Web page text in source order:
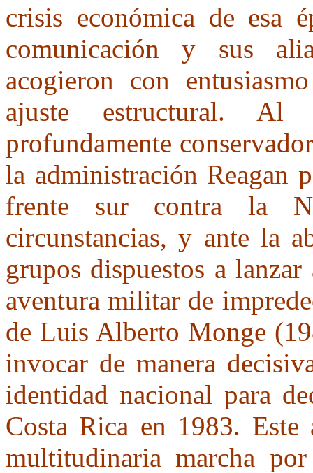
crisis económica de esa
comunicación y sus
acogieron con
ajuste estructural. Al
profundamente
la administración Reagan
frente sur contra la
circunstancias, y ante la
grupos dispuestos a
aventura militar de
de Luis Alberto Monge
invocar de manera
identidad nacional para
Costa Rica en 1983.
multitudinaria marcha